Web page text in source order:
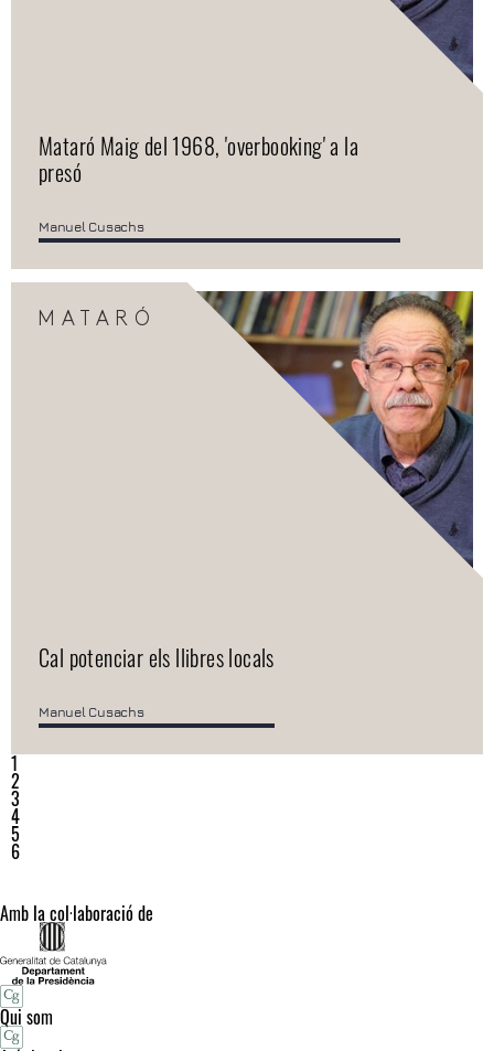
Mataró Maig del 1968, 'overbooking' a la
presó
Manuel Cusachs
MATARÓ
Cal potenciar els llibres locals
Manuel Cusachs
1
2
3
4
5
6
Amb la col·laboració de
Qui som